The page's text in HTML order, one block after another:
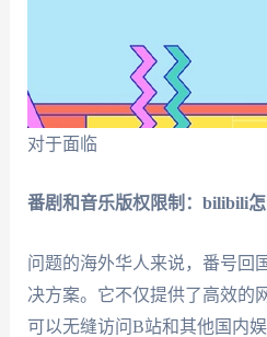
对于面临
番剧和音乐版权限制：bilibili怎
问题的海外华人来说，番号回
决方案。它不仅提供了高效的
可以无缝访问B站和其他国内